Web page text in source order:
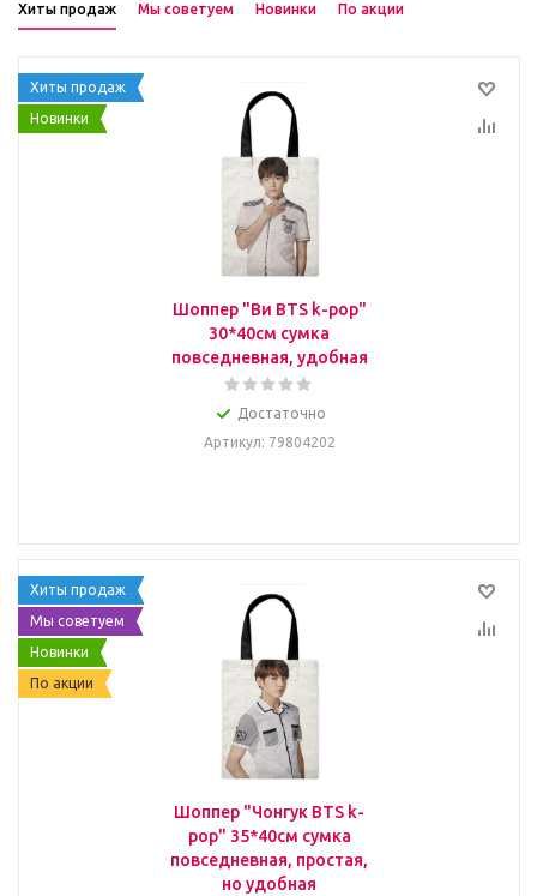
Хиты продаж Мы советуем Новинки По акции
Хиты продаж
Новинки
Шоппер "Ви BTS k-pop"
30*40см сумка
повседневная, удобная
Достаточно
Артикул: 79804202
Хиты продаж
Мы советуем
Новинки
По акции
Шоппер "Чонгук BTS k-
pop" 35*40см сумка
повседневная, простая,
но удобная